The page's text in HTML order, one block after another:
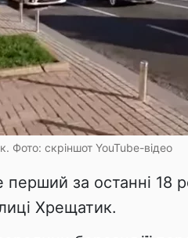
Фото: скріншот YouTube-відео
за останні 18
Хрещатик.